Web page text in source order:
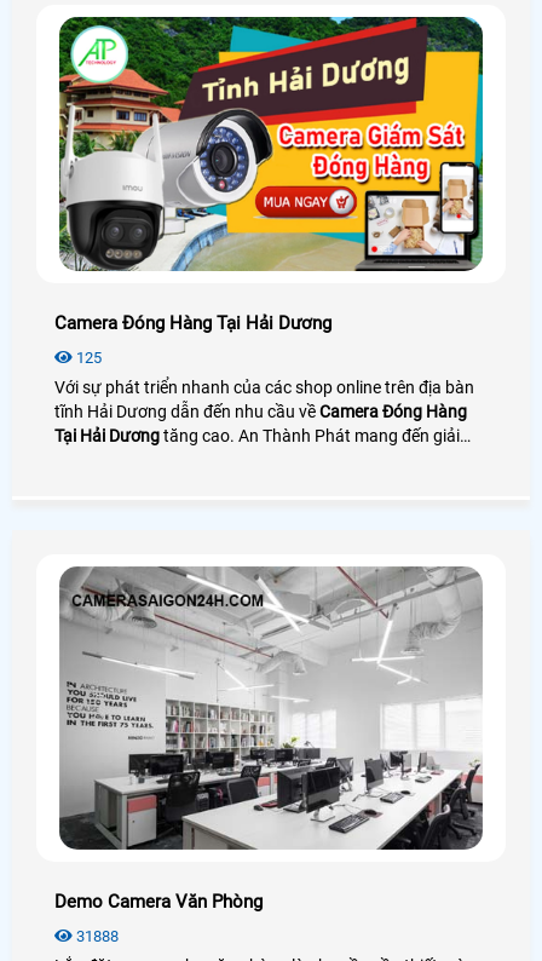
Camera Đóng Hàng Tại Hải Dương
125
Với sự phát triển nhanh của các shop online trên địa bàn
tĩnh Hải Dương dẫn đến nhu cầu vềCamera Đóng Hàng
Tại Hải Dươngtăng cao. An Thành Phát mang đến giải
Demo Camera Văn Phòng
31888